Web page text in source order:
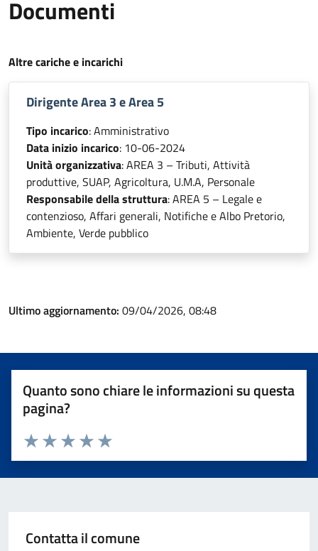
Documenti
Altre cariche e incarichi
Dirigente Area 3 e Area 5
Tipo incarico: Amministrativo
Data inizio incarico: 10-06-2024
Unità organizzativa: AREA 3 – Tributi, Attività
produttive, SUAP, Agricoltura, U.M.A, Personale
Responsabile della struttura: AREA 5 – Legale e
contenzioso, Affari generali, Notifiche e Albo Pretorio,
Ambiente, Verde pubblico
Ultimo aggiornamento: 09/04/2026, 08:48
Quanto sono chiare le informazioni su questa
pagina?
Valuta 5 stelle su 5
Valuta 4 stelle su 5
Valuta 3 stelle su 5
Valuta 2 stelle su 5
Valuta 1 stelle su 5
Contatta il comune